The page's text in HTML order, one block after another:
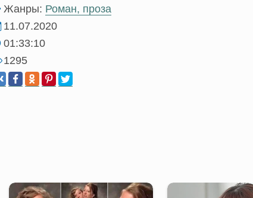
Жанры: Роман, проза
11.07.2020
01:33:10
1295